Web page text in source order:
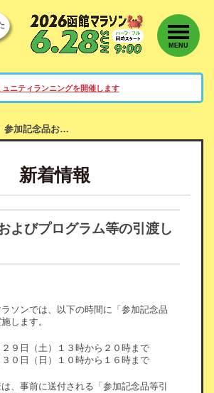
MENU
ュニティランニングを開催します
参加記念品およびプログラム等の引渡しについて
新着情報
よびプログラム等の引渡し
ソンでは、以下の時間に「参加記念品
します。
９日（土）１３時から２０時まで
０日（日）１０時から１６時まで
、事前に送付される「参加記念品等引